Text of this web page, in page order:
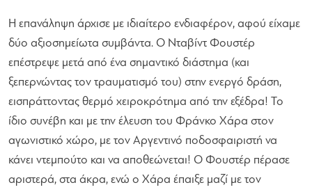
Η επανάληψη άρχισε με ιδιαίτερο ενδιαφέρον, αφού είχαμε
δύο αξιοσημείωτα συμβάντα. Ο Νταβίντ Φουστέρ
επέστρεψε μετά από ένα σημαντικό διάστημα (και
ξεπερνώντας τον τραυματισμό του) στην ενεργό δράση,
εισπράττοντας θερμό χειροκρότημα από την εξέδρα! Το
ίδιο συνέβη και με την έλευση του Φράνκο Χάρα στον
αγωνιστικό χώρο, με τον Αργεντινό ποδοσφαιριστή να
κάνει ντεμπούτο και να αποθεώνεται! Ο Φουστέρ πέρασε
αριστερά, στα άκρα, ενώ ο Χάρα έπαιξε μαζί με τον